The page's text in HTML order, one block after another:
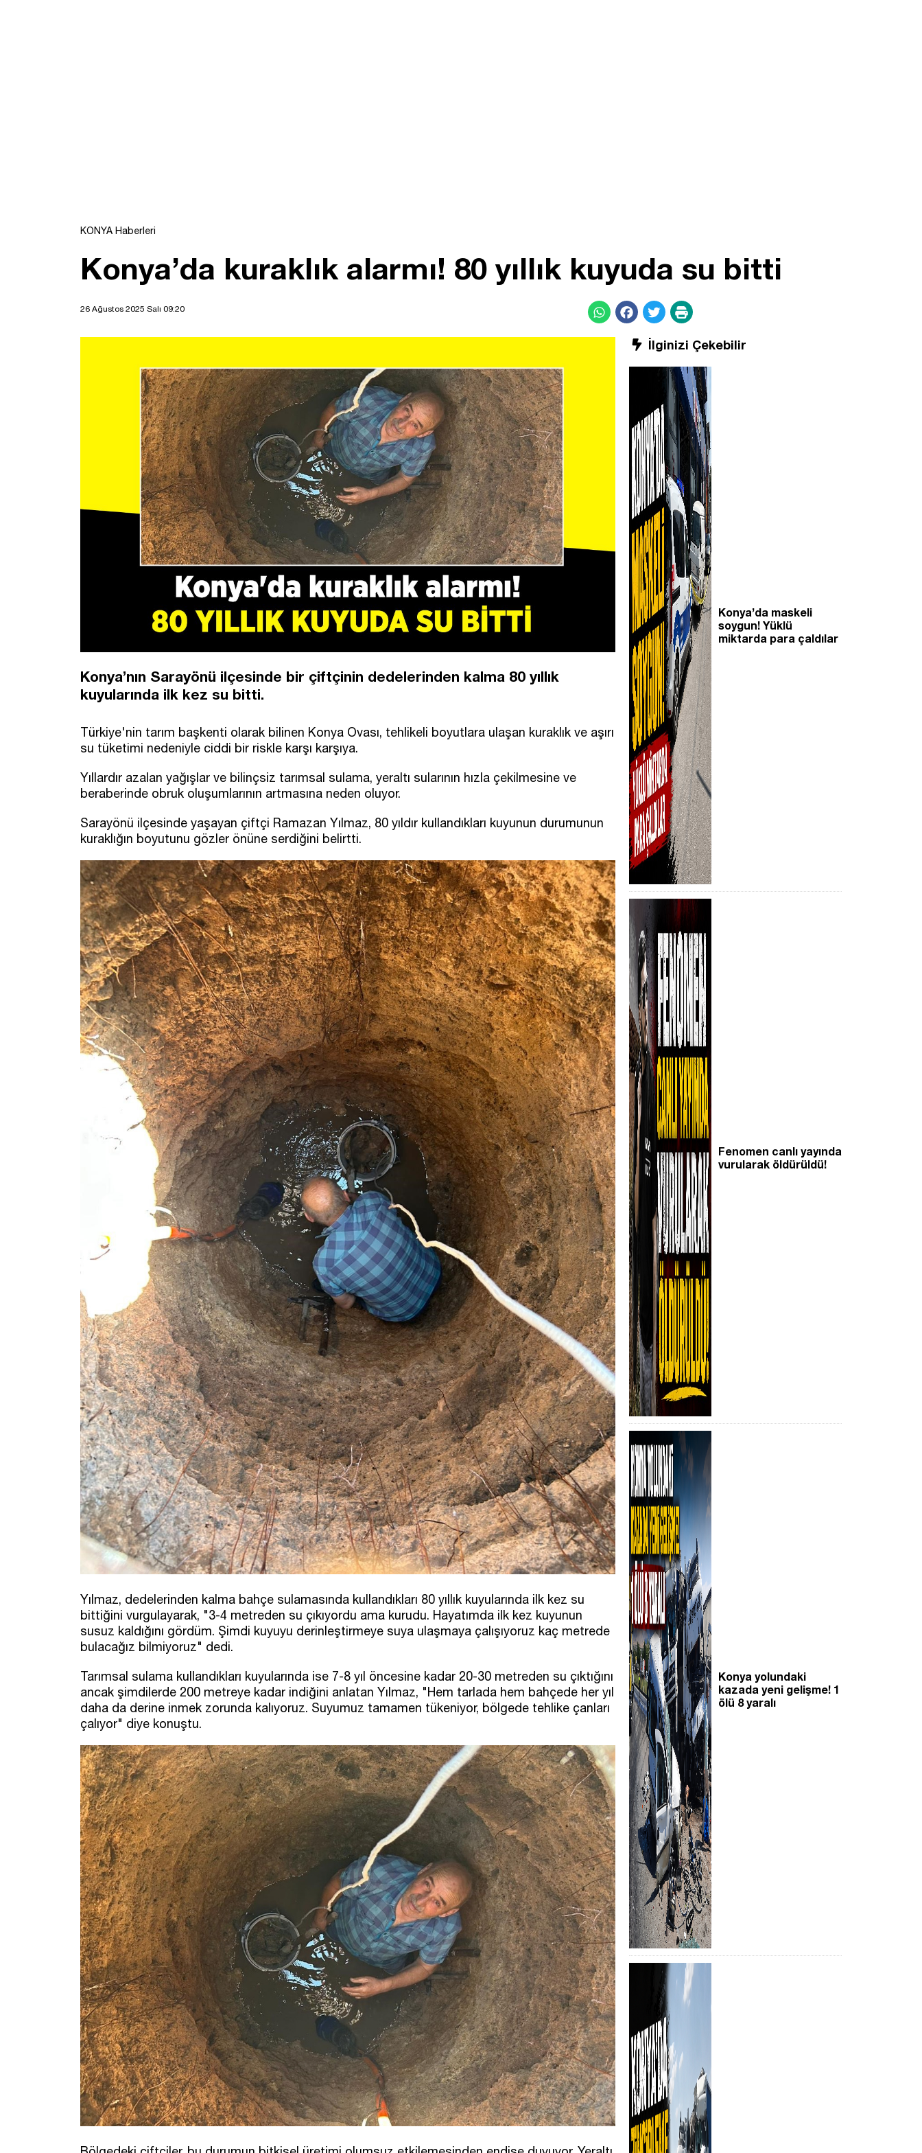
KONYA Haberleri
Konya’da kuraklık alarmı! 80 yıllık kuyuda su bitti
26 Ağustos 2025 Salı 09:20
Konya’nın Sarayönü ilçesinde bir çiftçinin dedelerinden kalma 80 yıllık
kuyularında ilk kez su bitti.
Türkiye'nin tarım başkenti olarak bilinen Konya Ovası, tehlikeli boyutlara ulaşan kuraklık ve aşırı
su tüketimi nedeniyle ciddi bir riskle karşı karşıya.
Yıllardır azalan yağışlar ve bilinçsiz tarımsal sulama, yeraltı sularının hızla çekilmesine ve
beraberinde obruk oluşumlarının artmasına neden oluyor.
Sarayönü ilçesinde yaşayan çiftçi Ramazan Yılmaz, 80 yıldır kullandıkları kuyunun durumunun
kuraklığın boyutunu gözler önüne serdiğini belirtti.
Yılmaz, dedelerinden kalma bahçe sulamasında kullandıkları 80 yıllık kuyularında ilk kez su
bittiğini vurgulayarak, "3-4 metreden su çıkıyordu ama kurudu. Hayatımda ilk kez kuyunun
susuz kaldığını gördüm. Şimdi kuyuyu derinleştirmeye suya ulaşmaya çalışıyoruz kaç metrede
bulacağız bilmiyoruz" dedi.
Tarımsal sulama kullandıkları kuyularında ise 7-8 yıl öncesine kadar 20-30 metreden su çıktığını
ancak şimdilerde 200 metreye kadar indiğini anlatan Yılmaz, "Hem tarlada hem bahçede her yıl
daha da derine inmek zorunda kalıyoruz. Suyumuz tamamen tükeniyor, bölgede tehlike çanları
çalıyor" diye konuştu.
İlginizi Çekebilir
Konya’da maskeli
soygun! Yüklü
miktarda para çaldılar
Fenomen canlı yayında
vurularak öldürüldü!
Konya yolundaki
kazada yeni gelişme! 1
ölü 8 yaralı